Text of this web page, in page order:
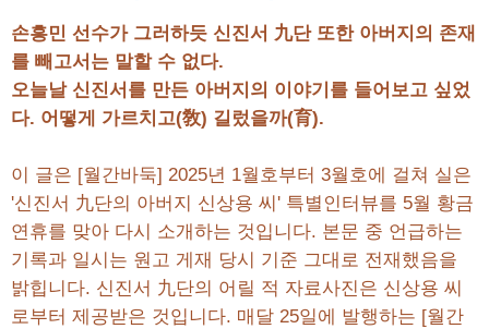
손흥민 선수가 그러하듯 신진서 九단 또한 아버지의 존재
를 빼고서는 말할 수 없다.
오늘날 신진서를 만든 아버지의 이야기를 들어보고 싶었
다. 어떻게 가르치고(敎) 길렀을까(育).
이 글은 [월간바둑] 2025년 1월호부터 3월호에 걸쳐 실은
'신진서 九단의 아버지 신상용 씨' 특별인터뷰를 5월 황금
연휴를 맞아 다시 소개하는 것입니다. 본문 중 언급하는
기록과 일시는 원고 게재 당시 기준 그대로 전재했음을
밝힙니다. 신진서 九단의 어릴 적 자료사진은 신상용 씨
로부터 제공받은 것입니다. 매달 25일에 발행하는 [월간